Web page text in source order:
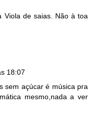
Viola de saias. Não à toa
18:07
sem açúcar é música pra
mesmo,nada a ver